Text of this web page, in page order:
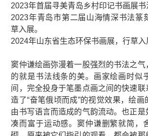
2023年首届寻美青岛乡村印记书画展书
2023年青岛市第二届山海情深书法篆
草入展。
2024年山东省生态环保书画展，行草入
窦仲谦绘画弥漫着一股强烈的书法之气
的就是书法线条的美。画家绘画时似
间，完全投身于笔墨点画之间的快速联
造了“奋笔俄顷而成”的视觉效果，绘
由书写语言而造成的气韵流动。也正是
凑而富于运动感。窦仲谦删繁就简，